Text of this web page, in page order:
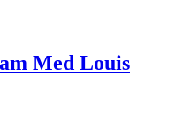
Med Louis